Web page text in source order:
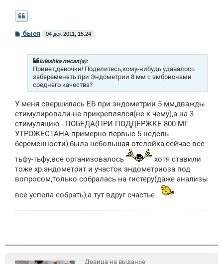
Сбыся 04 дек 2011, 15:24
luleshka писал(а):
Привет,девочки! Поделитесь,кому-нибудь удавалось
забеременеть при Эндометрии 8 мм с эмбрионами
среднего качества?
У меня свершилась ЕБ при эндометрии 5 мм,дважды
стимулировали-не прикреплялся(не к чему),а на 3
стимуляцию - ПОБЕДА(ПРИ ПОДДЕРЖКЕ 800 МГ
УТРОЖЕСТАНА примерно первые 5 недель
беременности),была небольшая отслойка,сейчас все
тьфу-тьфу,все организовалось
хотя ставили
тоже хр.эндометрит и участок эндометриоза под
вопросом,только собралась на гистеру(даже анализы
все успела собрать),а тут вдруг счастье
Девица на выданье